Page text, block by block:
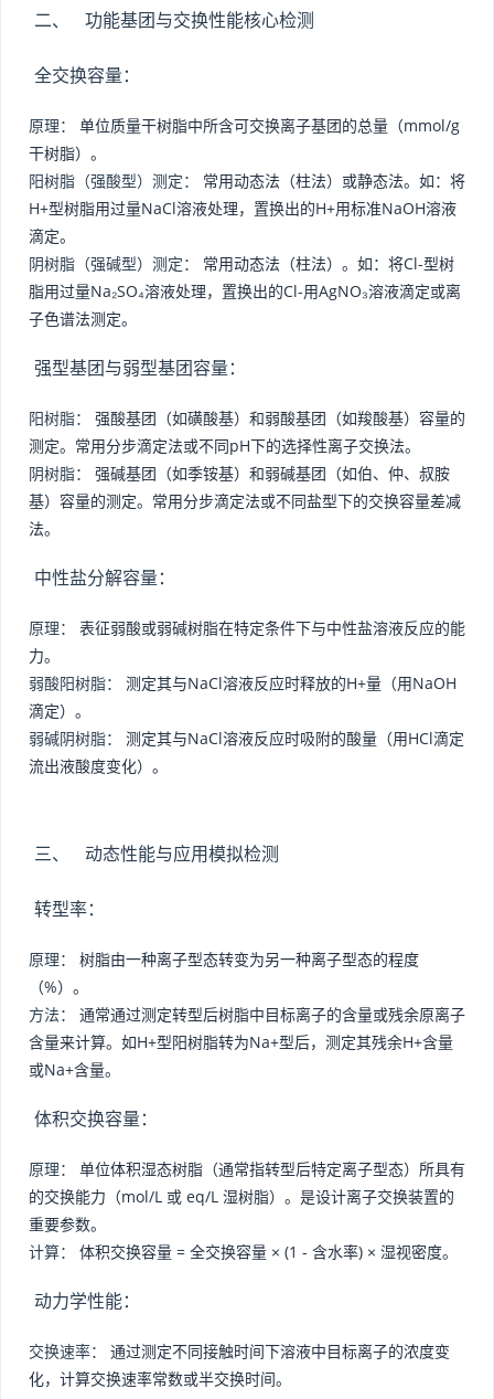
二、 功能基团与交换性能核心检测
全交换容量：
原理：
单位质量干树脂中所含可交换离子基团的总量（mmol/g
干树脂）。
阳树脂（强酸型）测定：
常用动态法（柱法）或静态法。如：将
H+型树脂用过量NaCl溶液处理，置换出的H+用标准NaOH溶液
滴定。
阴树脂（强碱型）测定：
常用动态法（柱法）。如：将Cl-型树
脂用过量Na₂SO₄溶液处理，置换出的Cl-用AgNO₃溶液滴定或离
子色谱法测定。
强型基团与弱型基团容量：
阳树脂：
强酸基团（如磺酸基）和弱酸基团（如羧酸基）容量的
测定。常用分步滴定法或不同pH下的选择性离子交换法。
阴树脂：
强碱基团（如季铵基）和弱碱基团（如伯、仲、叔胺
基）容量的测定。常用分步滴定法或不同盐型下的交换容量差减
法。
中性盐分解容量：
原理：
表征弱酸或弱碱树脂在特定条件下与中性盐溶液反应的能
力。
弱酸阳树脂：
测定其与NaCl溶液反应时释放的H+量（用NaOH
滴定）。
弱碱阴树脂：
测定其与NaCl溶液反应时吸附的酸量（用HCl滴定
流出液酸度变化）。
三、 动态性能与应用模拟检测
转型率：
原理：
树脂由一种离子型态转变为另一种离子型态的程度
（%）。
方法：
通常通过测定转型后树脂中目标离子的含量或残余原离子
含量来计算。如H+型阳树脂转为Na+型后，测定其残余H+含量
或Na+含量。
体积交换容量：
原理：
单位体积湿态树脂（通常指转型后特定离子型态）所具有
的交换能力（mol/L 或 eq/L 湿树脂）。是设计离子交换装置的
重要参数。
计算：
体积交换容量 = 全交换容量 × (1 - 含水率) × 湿视密度。
动力学性能：
交换速率：
通过测定不同接触时间下溶液中目标离子的浓度变
化，计算交换速率常数或半交换时间。